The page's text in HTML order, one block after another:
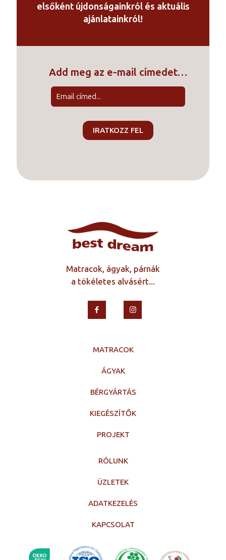
elsőként újdonságainkról és aktuális
ajánlatainkról!
Add meg az e-mail címedet…
Matracok, ágyak, párnák
a tökéletes alvásért...
MATRACOK
ÁGYAK
BÉRGYÁRTÁS
KIEGÉSZÍTŐK
PROJEKT
RÓLUNK
ÜZLETEK
ADATKEZELÉS
KAPCSOLAT